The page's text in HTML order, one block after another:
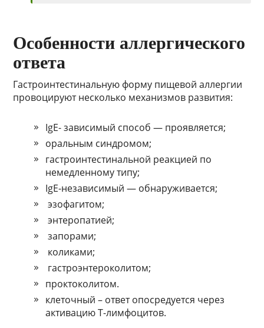
Особенности аллергического
ответа
Гастроинтестинальную форму пищевой аллергии
провоцируют несколько механизмов развития:
IgE- зависимый способ — проявляется;
оральным синдромом;
гастроинтестинальной реакцией по
немедленному типу;
IgE-независимый — обнаруживается;
эзофагитом;
энтеропатией;
запорами;
коликами;
гастроэнтероколитом;
проктоколитом.
клеточный – ответ опосредуется через
активацию Т-лимфоцитов.